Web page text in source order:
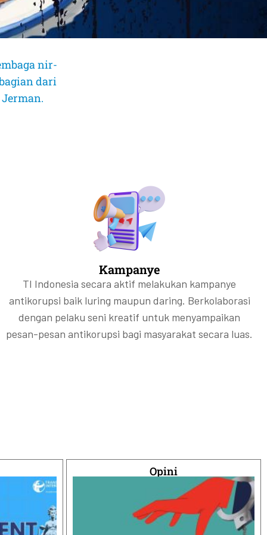
nir-
dari
Kampanye
TI Indonesia secara aktif melakukan kampanye
antikorupsi baik luring maupun daring. Berkolaborasi
dengan pelaku seni kreatif untuk menyampaikan
pesan-pesan antikorupsi bagi masyarakat secara luas.
Opini